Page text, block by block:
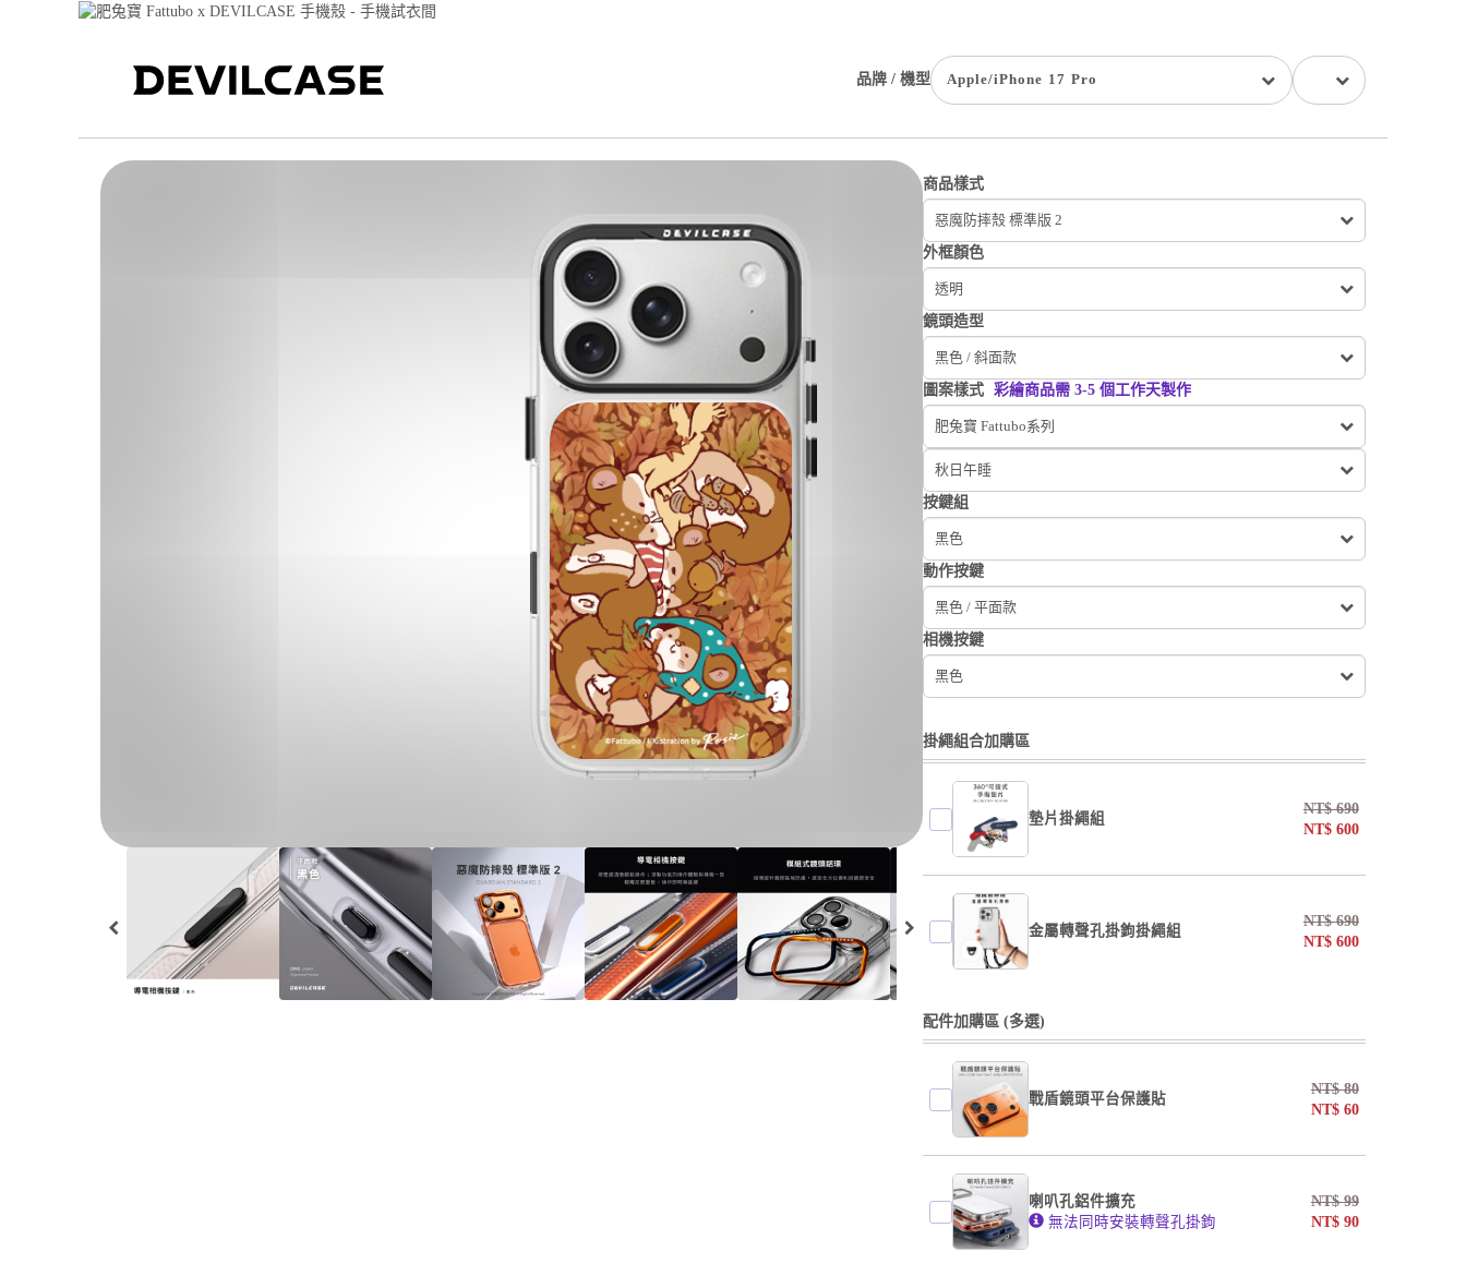
品牌 / 機型 Apple/iPhone 17 Pro
商品樣式
惡魔防摔殼 標準版 2
外框顏色
透明
鏡頭造型
黑色 / 斜面款
圖案樣式
彩繪商品需 3-5 個工作天製作
肥兔寶 Fattubo系列
秋日午睡
按鍵組
黑色
動作按鍵
黑色 / 平面款
相機按鍵
黑色
掛繩組合加購區
墊片掛繩組
NT$690
NT$ 600
掛繩
undefined / undefined
金屬轉聲孔掛鉤掛繩組
NT$690
NT$ 600
掛繩
undefined / undefined
配件加購區 (多選)
戰盾鏡頭平台保護貼
NT$80
NT$ 60
系列
喇叭孔鋁件擴充
無法同時安裝轉聲孔掛鉤
NT$99
NT$ 90